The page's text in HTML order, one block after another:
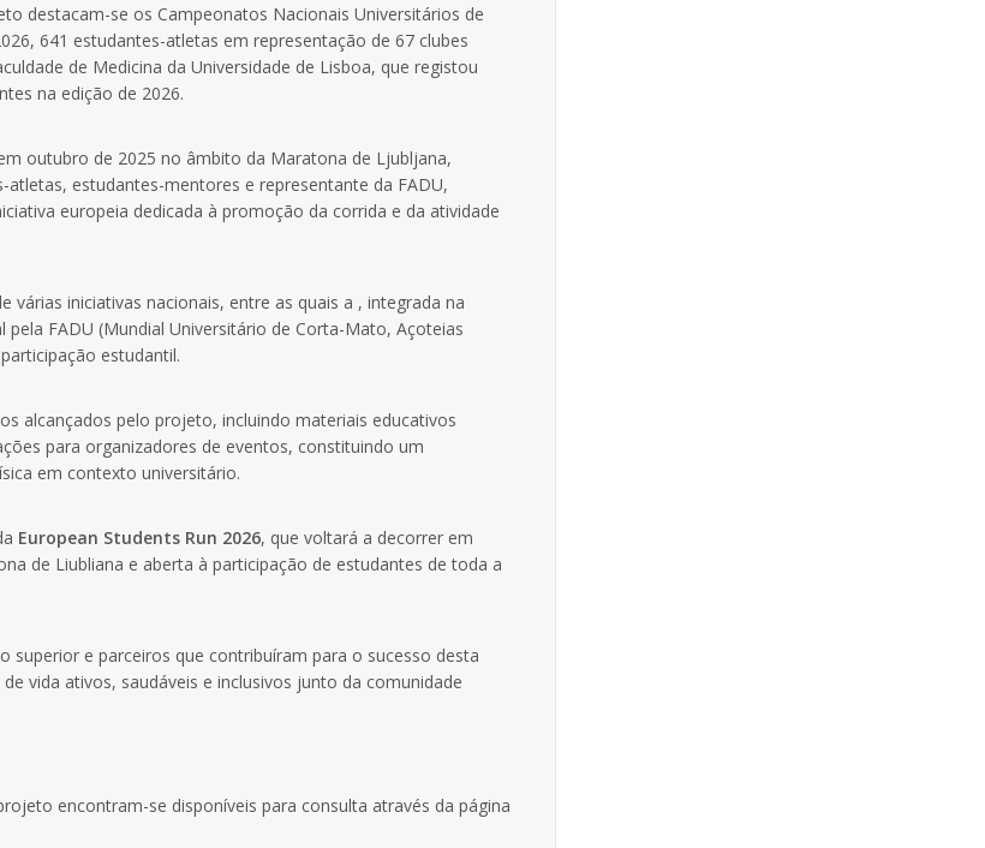
destacam-se os Campeonatos Nacionais Universitários de
641 estudantes-atletas em representação de 67 clubes
de Medicina da Universidade de Lisboa, que registou
na edição de 2026.
outubro de 2025 no âmbito da Maratona de Ljubljana,
estudantes-mentores e representante da FADU,
europeia dedicada à promoção da corrida e da atividade
iniciativas nacionais, entre as quais a , integrada na
FADU (Mundial Universitário de Corta-Mato, Açoteias
estudantil.
alcançados pelo projeto, incluindo materiais educativos
para organizadores de eventos, constituindo um
em contexto universitário.
European Students Run 2026, que voltará a decorrer em
de Liubliana e aberta à participação de estudantes de toda a
superior e parceiros que contribuíram para o sucesso desta
vida ativos, saudáveis e inclusivos junto da comunidade
encontram-se disponíveis para consulta através da página